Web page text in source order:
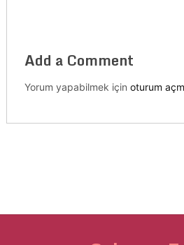
Add a Comment
Yorum yapabilmek için oturum